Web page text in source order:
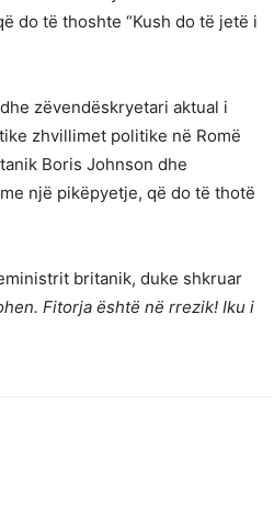
do të thoshte “Kush do të jetë i
zëvendëskryetari aktual i
zhvillimet politike në Romë
Boris Johnson dhe
një pikëpyetje, që do të thotë
britanik, duke shkruar
Fitorja është në rrezik! Iku i